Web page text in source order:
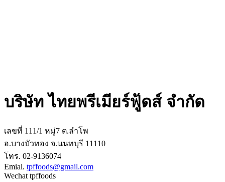
บริษัท ไทยพรีเมียร์ฟู้ดส์ จำกัด
เลขที่ 111/1 หมู่7 ต.ลำโพ
อ.บางบัวทอง จ.นนทบุรี 11110
โทร. 02-9136074
Emial. tpffoods@gmail.com
Wechat tpffoods